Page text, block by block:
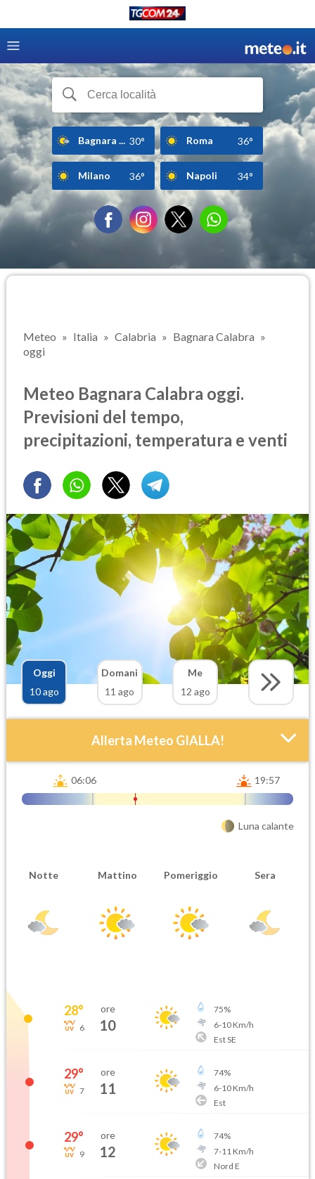
Bagnara ... 30° Roma 36°
Milano 36° Napoli 34°
Meteo Italia Calabria
Bagnara Calabra
oggi
Meteo Bagnara Calabra oggi.
Previsioni del tempo,
precipitazioni, temperatura e venti
Oggi
10 ago
Domani
11 ago
Me
12 ago
Allerta Meteo GIALLA!
Attendibilità
Urgenza
Orario inizio
Ora fine
06:06 19:57
Luna calante
Notte Mattino Pomeriggio Sera
28°
6
ore
10
75%
6-10Km/h
Est SE
29°
7
ore
11
74%
6-10Km/h
Est
29°
9
ore
12
74%
7-11 Km/h
Nord E